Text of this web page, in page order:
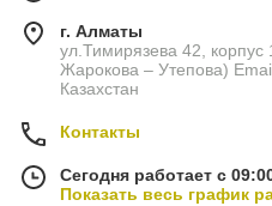
г. Алматы
ул.Тимирязева 42,
Жарокова – Утепова)
Казахстан
Контакты
Сегодня работает с
Показать весь график